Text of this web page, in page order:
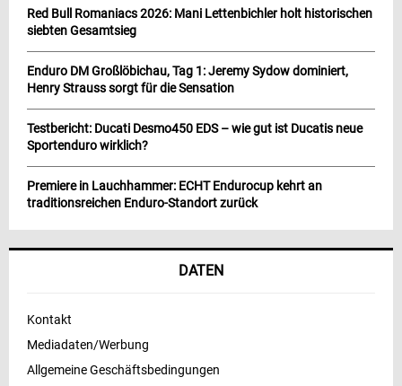
Red Bull Romaniacs 2026: Mani Lettenbichler holt historischen
siebten Gesamtsieg
Enduro DM Großlöbichau, Tag 1: Jeremy Sydow dominiert,
Henry Strauss sorgt für die Sensation
Testbericht: Ducati Desmo450 EDS – wie gut ist Ducatis neue
Sportenduro wirklich?
Premiere in Lauchhammer: ECHT Endurocup kehrt an
traditionsreichen Enduro-Standort zurück
DATEN
Kontakt
Mediadaten/Werbung
Allgemeine Geschäftsbedingungen